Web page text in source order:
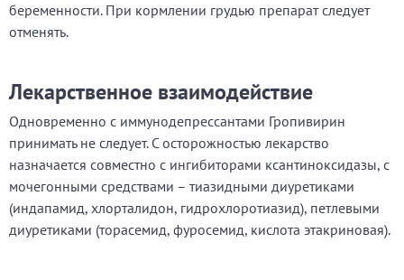
беременности. При кормлении грудью препарат следует
отменять.
Лекарственное взаимодействие
Одновременно с иммунодепрессантами Гропивирин
принимать не следует. С осторожностью лекарство
назначается совместно с ингибиторами ксантиноксидазы, с
мочегонными средствами – тиазидными диуретиками
(индапамид, хлорталидон, гидрохлоротиазид), петлевыми
диуретиками (торасемид, фуросемид, кислота этакриновая).